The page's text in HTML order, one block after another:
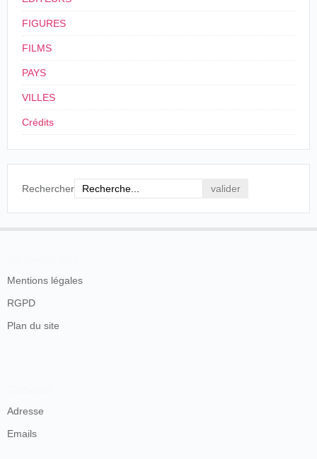
FIGURES
FILMS
PAYS
VILLES
Crédits
Rechercher
Mentions légales
RGPD
Plan du site
Adresse
Emails